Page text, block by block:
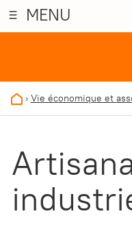
MENU
› Vie économique et